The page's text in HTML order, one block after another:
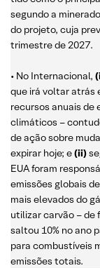
segundo a
do projeto, cuja
trimestre de 2027.
• No Internacional,
que irá voltar atrás
recursos anuais de
climáticos –
de ação sobre
expirar hoje; e(ii)
EUA foram
emissões globais
mais elevados do
utilizar carvão – de
saltou 10% no ano
para combustíveis
emissões totais.